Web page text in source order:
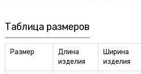
Таблица размеров
Размер
Длина
изделия
Ширина
изделия